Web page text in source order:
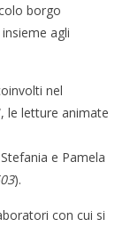
borgo
agli
nel
le letture animate
e Pamela
).
con cui si